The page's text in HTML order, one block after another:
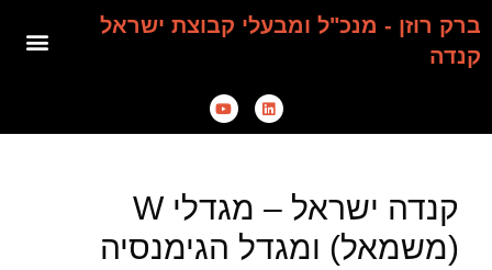
ברק רוזן - מנכ"ל ומבעלי קבוצת ישראל
קנדה
קנדה ישראל – מגדלי W
(משמאל) ומגדל הגימנסיה